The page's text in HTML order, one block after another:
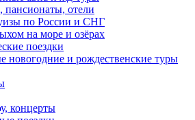
пансионаты, отели
по России и СНГ
на море и озёрах
поездки
новогодние и рождественские туры
концерты